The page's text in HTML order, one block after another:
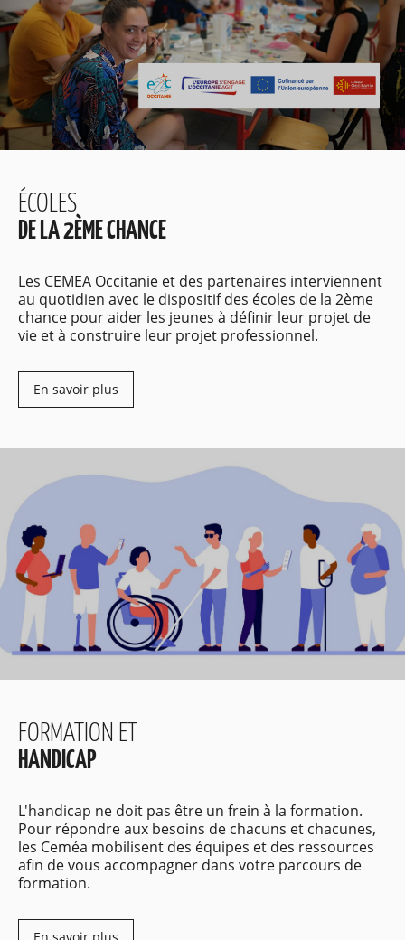
ÉCOLES
DE LA 2ÈME CHANCE
Les CEMEA Occitanie et des partenaires interviennent
au quotidien avec le dispositif des écoles de la 2ème
chance pour aider les jeunes à définir leur projet de
vie et à construire leur projet professionnel.
En savoir plus
FORMATION ET
HANDICAP
L'handicap ne doit pas être un frein à la formation.
Pour répondre aux besoins de chacuns et chacunes,
les Ceméa mobilisent des équipes et des ressources
afin de vous accompagner dans votre parcours de
formation.
En savoir plus